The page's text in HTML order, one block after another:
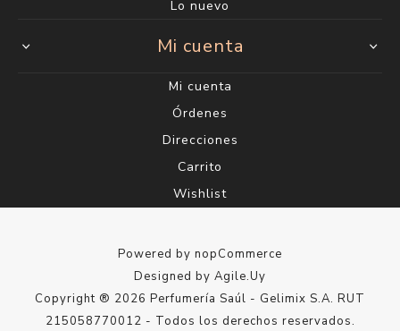
Lo nuevo
Mi cuenta
Mi cuenta
Órdenes
Direcciones
Carrito
Wishlist
Powered by nopCommerce
Designed by Agile.Uy
Copyright ® 2026 Perfumería Saúl - Gelimix S.A. RUT
215058770012 - Todos los derechos reservados.